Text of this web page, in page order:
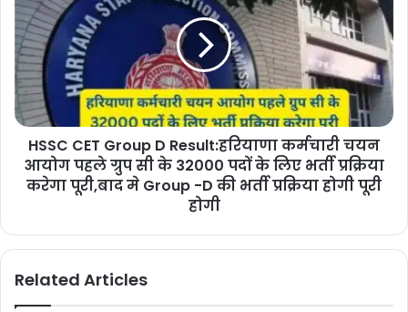
HSSC CET Group D Result:हरियाणा कर्मचारी चयन
आयोग पहले ग्रुप सी के 32000 पदों के लिए भर्ती प्रक्रिया
करेगा पूरी,बाद मे Group -D की भर्ती प्रक्रिया होगी पूरी
होगी
Related Articles